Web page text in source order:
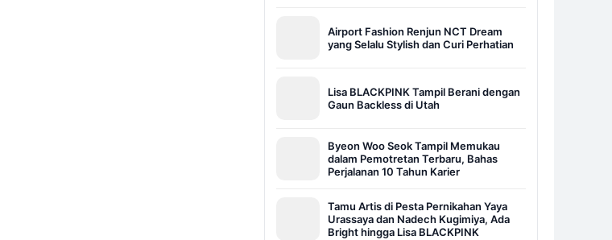
Airport Fashion Renjun NCT Dream
yang Selalu Stylish dan Curi Perhatian
Lisa BLACKPINK Tampil Berani dengan
Gaun Backless di Utah
Byeon Woo Seok Tampil Memukau
dalam Pemotretan Terbaru, Bahas
Perjalanan 10 Tahun Karier
Tamu Artis di Pesta Pernikahan Yaya
Urassaya dan Nadech Kugimiya, Ada
Bright hingga Lisa BLACKPINK